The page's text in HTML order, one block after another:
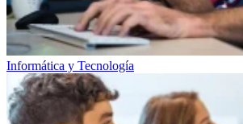
Informática y Tecnología